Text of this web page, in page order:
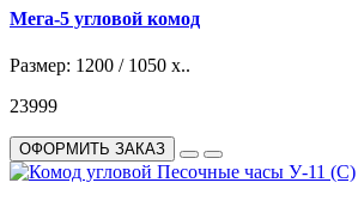
Мега-5 угловой комод
Размер: 1200 / 1050 х..
23999
ОФОРМИТЬ ЗАКАЗ